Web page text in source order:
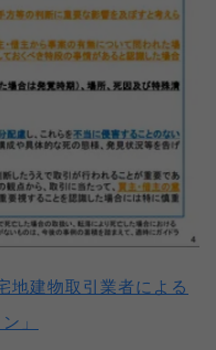
地建物取引業者による
」